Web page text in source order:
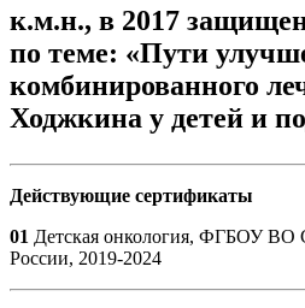
к.м.н., в 2017
по теме: «Пути
комбинированного
Ходжкина у детей и
Действующие сертификаты
01 Детская онкология, ФГБОУ
России, 2019-2024